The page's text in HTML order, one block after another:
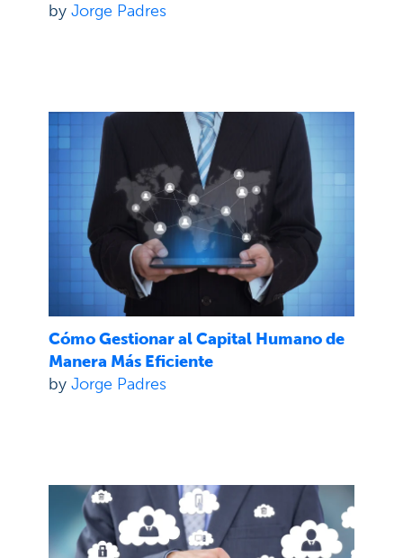
by Jorge Padres
Cómo Gestionar al Capital Humano de
Manera Más Eficiente
by Jorge Padres